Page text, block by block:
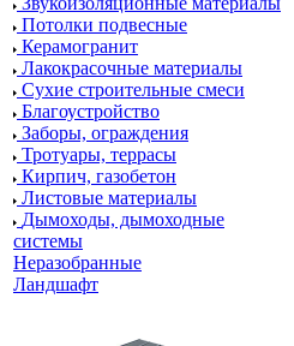
Потолки подвесные
Керамогранит
Лакокрасочные материалы
Сухие строительные смеси
Благоустройство
Заборы, ограждения
Тротуары, террасы
Кирпич, газобетон
Листовые материалы
Дымоходы, дымоходные
системы
Неразобранные
Ландшафт